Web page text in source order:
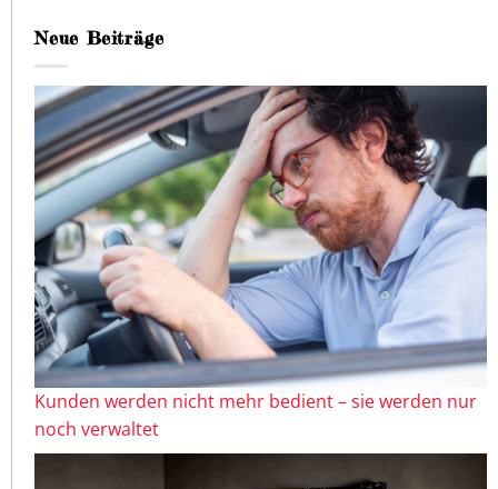
Neue Beiträge
Kunden werden nicht mehr bedient – sie werden nur
noch verwaltet